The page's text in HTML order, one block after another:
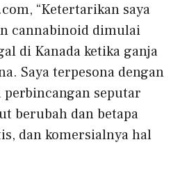
“Ketertarikan saya
cannabinoid dimulai
di Kanada ketika ganja
Saya terpesona dengan
perbincangan seputar
berubah dan betapa
dan komersialnya hal